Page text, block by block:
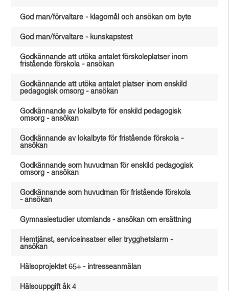
God man/förvaltare - klagomål och ansökan om byte
God man/förvaltare - kunskapstest
Godkännande att utöka antalet förskoleplatser inom
fristående förskola - ansökan
Godkännande att utöka antalet platser inom enskild
pedagogisk omsorg - ansökan
Godkännande av lokalbyte för enskild pedagogisk
omsorg - ansökan
Godkännande av lokalbyte för fristående förskola -
ansökan
Godkännande som huvudman för enskild pedagogisk
omsorg - ansökan
Godkännande som huvudman för fristående förskola
- ansökan
Gymnasiestudier utomlands - ansökan om ersättning
Hemtjänst, serviceinsatser eller trygghetslarm -
ansökan
Hälsoprojektet 65+ - intresseanmälan
Hälsouppgift åk 4